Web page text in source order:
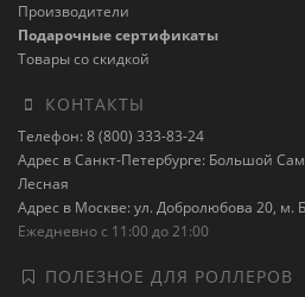
Производители
Подарочные сертификаты
Товары со скидкой
КОНТАКТЫ
Телефон: 8 (800) 333-83-24
Адрес в Санкт-Петербурге: Большой
Лесная
Адрес в Москве: ул. Добролюбова 20, м.
Ежедневно с 11:00 до 21:00
ПОЛЕЗНОЕ ДЛЯ РОЛЛЕРОВ